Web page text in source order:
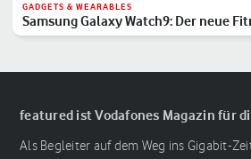
GADGETS & WEARABLES
Samsung Galaxy Watch9: Der neue
Handgelenk
featured ist Vodafones Magazin für
Als Begleiter auf dem Weg ins Gigabit-